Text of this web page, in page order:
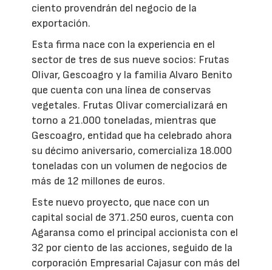
ciento provendrán del negocio de la
exportación.
Esta firma nace con la experiencia en el
sector de tres de sus nueve socios: Frutas
Olivar, Gescoagro y la familia Alvaro Benito
que cuenta con una línea de conservas
vegetales. Frutas Olivar comercializará en
torno a 21.000 toneladas, mientras que
Gescoagro, entidad que ha celebrado ahora
su décimo aniversario, comercializa 18.000
toneladas con un volumen de negocios de
más de 12 millones de euros.
Este nuevo proyecto, que nace con un
capital social de 371.250 euros, cuenta con
Agaransa como el principal accionista con el
32 por ciento de las acciones, seguido de la
corporación Empresarial Cajasur con más del